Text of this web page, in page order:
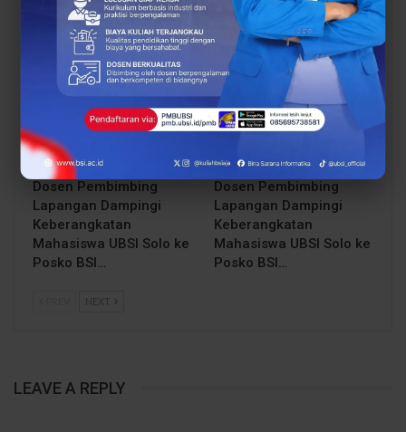
BCC & BEC Sukses Gelar
“Come…
Mahasiswa Lebih Siap
Kerja
BERITA
Dosen Pembimbing
Lapangan Dampingi
Keberangkatan
Mahasiswa UBSI Solo ke
Posko BSI…
BERITA
Dosen Pembimbing
Lapangan Dampingi
Keberangkatan
Mahasiswa UBSI Solo ke
Posko BSI…
NEXT
LEAVE A REPLY